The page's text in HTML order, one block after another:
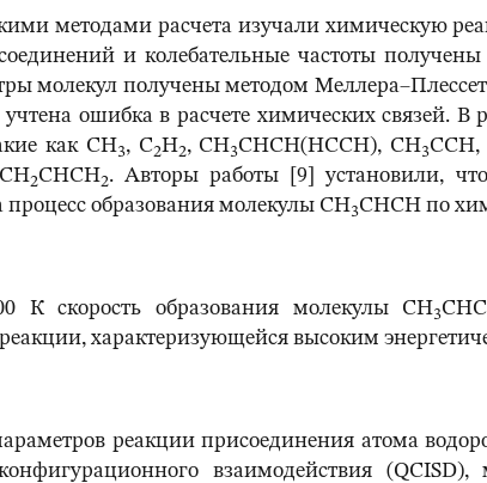
методами расчета изучали химическую
и колебательные частоты
молекул получены методом
ошибка в расчете химических связей. В
как CH3, C2H2, CH3CHCH(HCCH), CH3CCH,
2CHCH2. Авторы работы [9] установили,
образования молекулы CH3CHCH по
К скорость образования молекулы CH3
характеризующейся высоким
реакции присоединения атома
взаимодействия